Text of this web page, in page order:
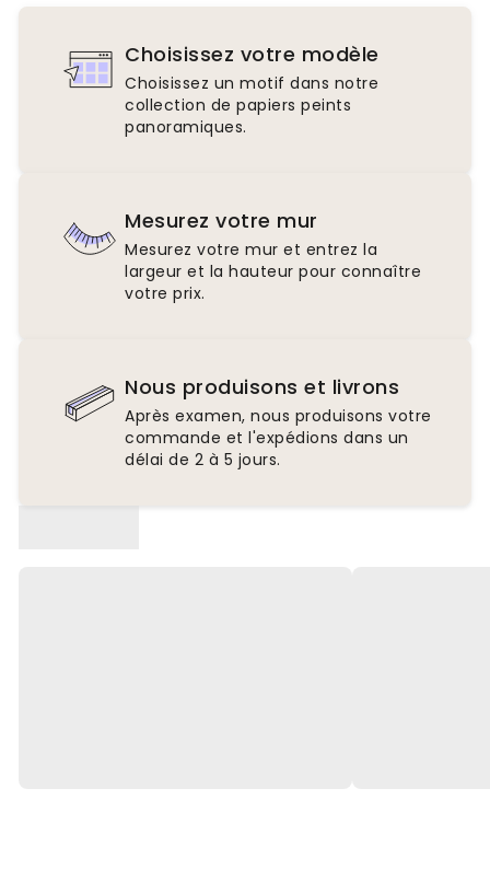
Choisissez votre modèle
Choisissez un motif dans notre
collection de papiers peints
panoramiques.
Mesurez votre mur
Mesurez votre mur et entrez la
largeur et la hauteur pour connaître
votre prix.
Nous produisons et livrons
Après examen, nous produisons votre
commande et l'expédions dans un
délai de 2 à 5 jours.